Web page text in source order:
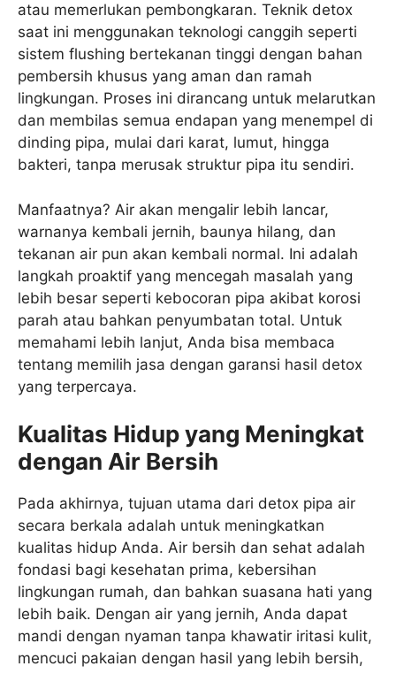
atau memerlukan pembongkaran. Teknik detox
saat ini menggunakan teknologi canggih seperti
sistem flushing bertekanan tinggi dengan bahan
pembersih khusus yang aman dan ramah
lingkungan. Proses ini dirancang untuk melarutkan
dan membilas semua endapan yang menempel di
dinding pipa, mulai dari karat, lumut, hingga
bakteri, tanpa merusak struktur pipa itu sendiri.
Manfaatnya? Air akan mengalir lebih lancar,
warnanya kembali jernih, baunya hilang, dan
tekanan air pun akan kembali normal. Ini adalah
langkah proaktif yang mencegah masalah yang
lebih besar seperti kebocoran pipa akibat korosi
parah atau bahkan penyumbatan total. Untuk
memahami lebih lanjut, Anda bisa membaca
tentang memilih jasa dengan garansi hasil detox
yang terpercaya.
Kualitas Hidup yang Meningkat
dengan Air Bersih
Pada akhirnya, tujuan utama dari detox pipa air
secara berkala adalah untuk meningkatkan
kualitas hidup Anda. Air bersih dan sehat adalah
fondasi bagi kesehatan prima, kebersihan
lingkungan rumah, dan bahkan suasana hati yang
lebih baik. Dengan air yang jernih, Anda dapat
mandi dengan nyaman tanpa khawatir iritasi kulit,
mencuci pakaian dengan hasil yang lebih bersih,